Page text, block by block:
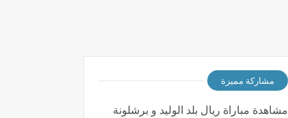
مشاركة مميزة
مشاهدة مباراة ريال بلد الوليد و برشلونة